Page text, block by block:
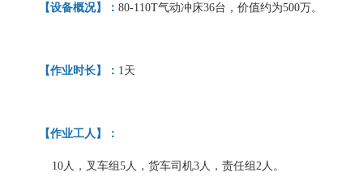
【设备概况】 ： 80-110T气动冲床36台，价值约为500万。
【作业时长】 ： 1天
【作业工人 】 ：
10人，叉车组5人，货车司机3人，责任组2人。